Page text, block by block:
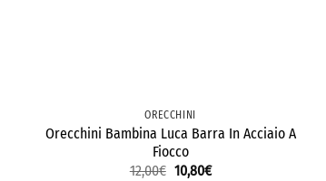
ORECCHINI
Orecchini Bambina Luca Barra In Acciaio A
Fiocco
12,00€ 10,80€